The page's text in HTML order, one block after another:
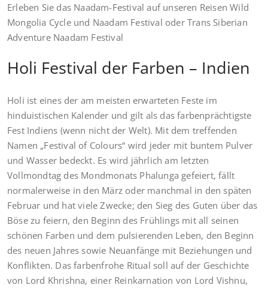
Erleben Sie das Naadam-Festival auf unseren Reisen Wild
Mongolia Cycle und Naadam Festival oder Trans Siberian
Adventure Naadam Festival
Holi Festival der Farben – Indien
Holi ist eines der am meisten erwarteten Feste im
hinduistischen Kalender und gilt als das farbenprächtigste
Fest Indiens (wenn nicht der Welt). Mit dem treffenden
Namen „Festival of Colours“ wird jeder mit buntem Pulver
und Wasser bedeckt. Es wird jährlich am letzten
Vollmondtag des Mondmonats Phalunga gefeiert, fällt
normalerweise in den März oder manchmal in den späten
Februar und hat viele Zwecke; den Sieg des Guten über das
Böse zu feiern, den Beginn des Frühlings mit all seinen
schönen Farben und dem pulsierenden Leben, den Beginn
des neuen Jahres sowie Neuanfänge mit Beziehungen und
Konflikten. Das farbenfrohe Ritual soll auf der Geschichte
von Lord Khrishna, einer Reinkarnation von Lord Vishnu,